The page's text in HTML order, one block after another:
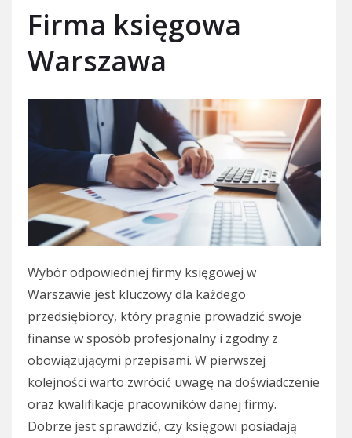
Firma księgowa
Warszawa
Wybór odpowiedniej firmy księgowej w
Warszawie jest kluczowy dla każdego
przedsiębiorcy, który pragnie prowadzić swoje
finanse w sposób profesjonalny i zgodny z
obowiązującymi przepisami. W pierwszej
kolejności warto zwrócić uwagę na doświadczenie
oraz kwalifikacje pracowników danej firmy.
Dobrze jest sprawdzić, czy księgowi posiadają